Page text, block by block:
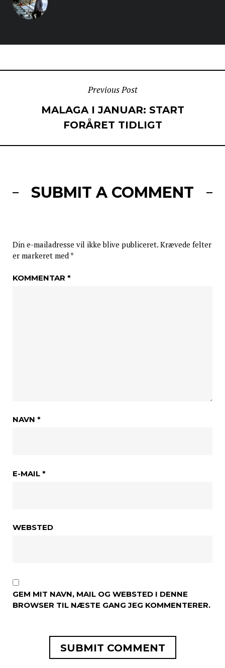
NAVIGATION
Previous Post
MALAGA I JANUAR: START
FORÅRET TIDLIGT
SUBMIT A COMMENT
Din e-mailadresse vil ikke blive publiceret. Krævede felter
er markeret med *
KOMMENTAR *
NAVN *
E-MAIL *
WEBSTED
GEM MIT NAVN, MAIL OG WEBSTED I DENNE
BROWSER TIL NÆSTE GANG JEG KOMMENTERER.